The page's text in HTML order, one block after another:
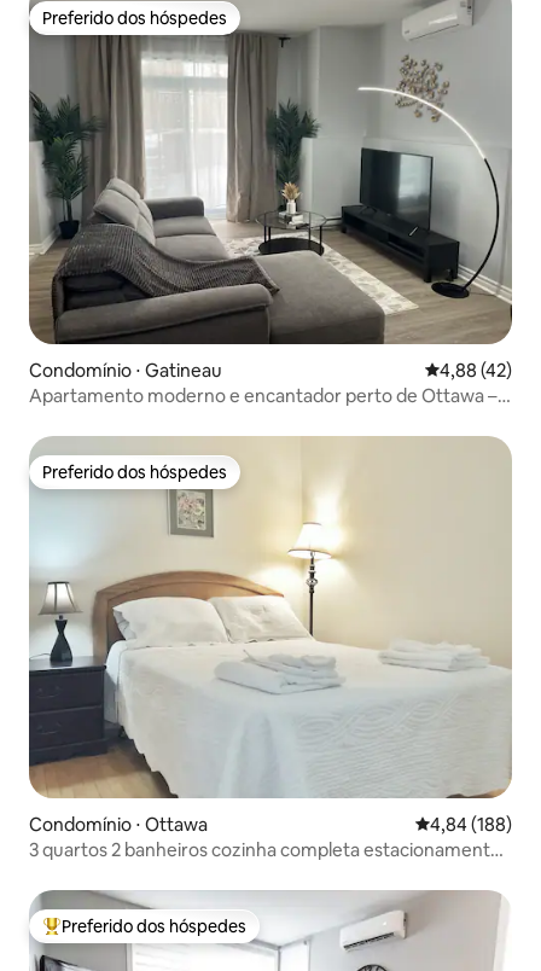
Preferido dos hóspedes
Preferido dos hóspedes
Condomínio ⋅ Gatineau 4,88 de uma
4,88 (42)
Apartamento moderno e encantador perto de Ottawa –
Preferido dos hóspedes
Preferido dos hóspedes
Condomínio ⋅ Ottawa 4,84 de uma
4,84 (188)
3 quartos 2 banheiros cozinha completa estacionamento
Entre os melhores preferidos dos hóspedes
Preferido dos hóspedes